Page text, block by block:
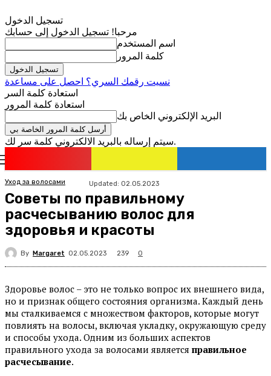
تسجيل الدخول
مرحبا! تسجيل الدخول إلى حسابك
اسم المستخدم
كلمة المرور
نسيت رقمك السري؟ احصل على مساعدة
استعادة كلمة السر
استعادة كلمة المرور
البريد الإلكتروني الخاص بك
سيتم إرساله بالبريد الالكتروني كلمة سر لك.
Уход за волосами Updated: 02.05.2023
Советы по правильному
расчесыванию волос для
здоровья и красоты
By Margaret 02.05.2023 239 0
Здоровье волос – это не только вопрос их внешнего вида,
но и признак общего состояния организма. Каждый день
мы сталкиваемся с множеством факторов, которые могут
повлиять на волосы, включая укладку, окружающую среду
и способы ухода. Одним из больших аспектов
правильного ухода за волосами является правильное
расчесывание.